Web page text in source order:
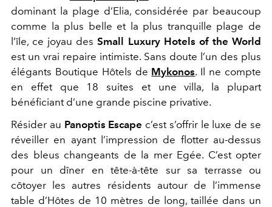
dominant la plage d’Elia, considérée par beaucoup
comme la plus belle et la plus tranquille plage de
l’île, ce joyau desSmall Luxury Hotels of the World
est un vrai repaire intimiste. Sans doute l’un des plus
élégants Boutique Hôtels de Mykonos. Il ne compte
en effet que 18 suites et une villa, la plupart
bénéficiant d’une grande piscine privative.
Résider au Panoptis Escape c’est s’offrir le luxe de se
réveiller en ayant l’impression de flotter au-dessus
des bleus changeants de la mer Egée. C’est opter
pour un dîner en tête-à-tête sur sa terrasse ou
côtoyer les autres résidents autour de l’immense
table d’Hôtes de 10 mètres de long, taillée dans un